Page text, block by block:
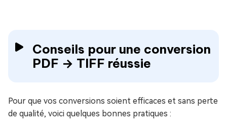
Conseils pour une conversion
PDF → TIFF réussie
Pour que vos conversions soient efficaces et sans perte
de qualité, voici quelques bonnes pratiques :